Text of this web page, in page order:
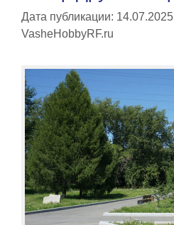
Дата публикации: 14.07.2025
VasheHobbyRF.ru